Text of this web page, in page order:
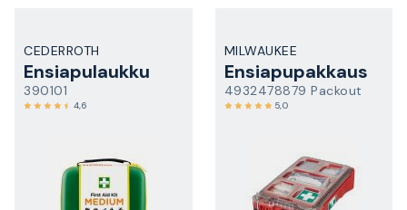
CEDERROTH
Ensiapulaukku
390101
4,6
MILWAUKEE
Ensiapupakkaus
4932478879 Packout
5,0